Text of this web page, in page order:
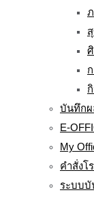
บันทึกผ
E-
My
คำสั่งโ
ระบบบั